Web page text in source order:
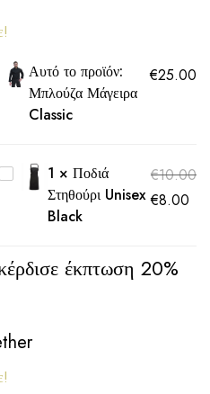
Αυτό το προϊόν:
Μπλούζα Μάγειρα
Classic
€25.00
1 ×Ποδιά
Στηθούρι Unisex
Black
€10.00
€8.00
έκπτωση 20%